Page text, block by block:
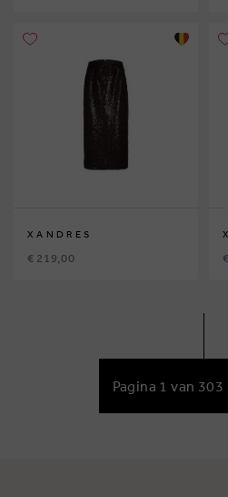
XANDRES
€ 219,00
NAAR